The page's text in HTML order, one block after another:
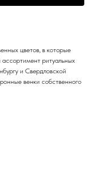
цветов, в которые
ритуальных
и Свердловской
венки собственного